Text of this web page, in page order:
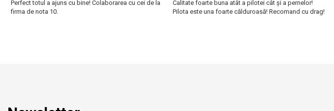
Perfect totul a ajuns cu bine! Colaborarea cu cei de la
firma de nota 10.
Calitate foarte buna atât a pilotei cât și a pernelor!
Pilota este una foarte călduroasă! Recomand cu drag!